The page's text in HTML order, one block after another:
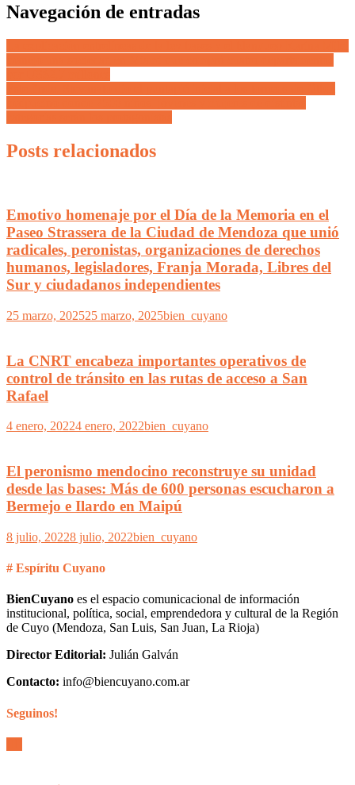
Navegación de entradas
Posts relacionados
Emotivo homenaje por el Día de la Memoria en el
Paseo Strassera de la Ciudad de Mendoza que unió
radicales, peronistas, organizaciones de derechos
humanos, legisladores, Franja Morada, Libres del
Sur y ciudadanos independientes
25 marzo, 202525 marzo, 2025bien_cuyano
La CNRT encabeza importantes operativos de
control de tránsito en las rutas de acceso a San
Rafael
4 enero, 20224 enero, 2022bien_cuyano
El peronismo mendocino reconstruye su unidad
desde las bases: Más de 600 personas escucharon a
Bermejo e Ilardo en Maipú
8 julio, 20228 julio, 2022bien_cuyano
# Espíritu Cuyano
BienCuyano es el espacio comunicacional de información
institucional, política, social, emprendedora y cultural de la Región
de Cuyo (Mendoza, San Luis, San Juan, La Rioja)
Director Editorial: Julián Galván
Contacto: info@biencuyano.com.ar
Seguinos!